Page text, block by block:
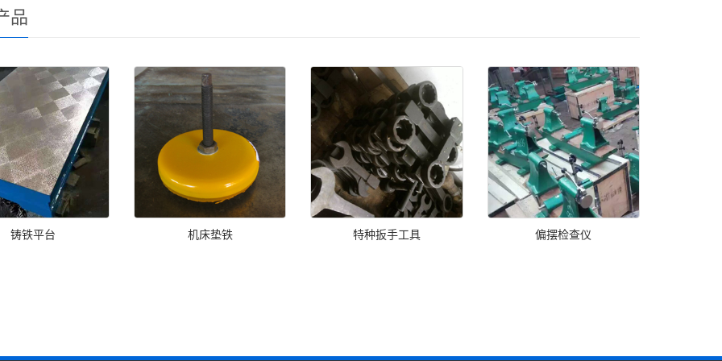
品
铸铁平台 机床垫铁 特种扳手工具 偏摆检查仪